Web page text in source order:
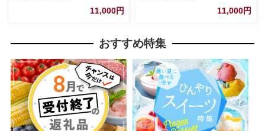
11,000円 11,000円
おすすめ特集